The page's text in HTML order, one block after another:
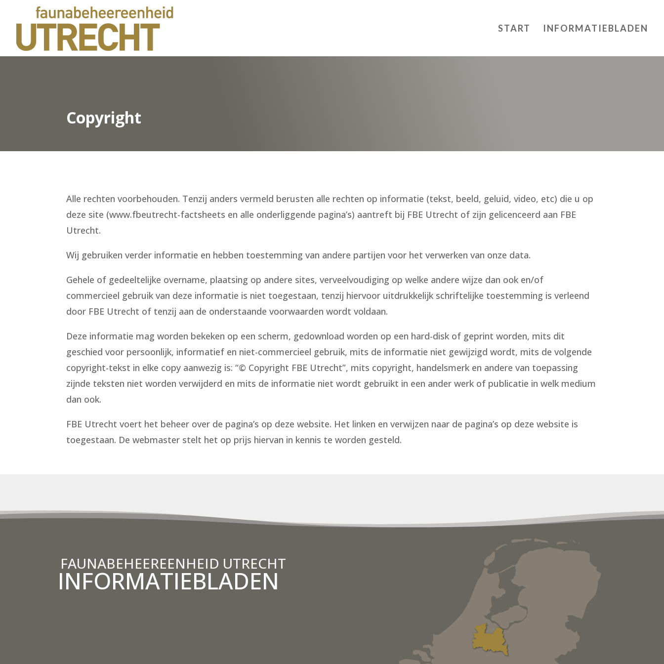
START INFORMATIEBLADEN
Copyright
Alle rechten voorbehouden. Tenzij anders vermeld berusten alle rechten op informatie (tekst, beeld, geluid, video, etc) die u op
deze site (www.fbeutrecht-factsheets en alle onderliggende pagina’s) aantreft bij FBE Utrecht of zijn gelicenceerd aan FBE
Utrecht.
Wij gebruiken verder informatie en hebben toestemming van andere partijen voor het verwerken van onze data.
Gehele of gedeeltelijke overname, plaatsing op andere sites, verveelvoudiging op welke andere wijze dan ook en/of
commercieel gebruik van deze informatie is niet toegestaan, tenzij hiervoor uitdrukkelijk schriftelijke toestemming is verleend
door FBE Utrecht of tenzij aan de onderstaande voorwaarden wordt voldaan.
Deze informatie mag worden bekeken op een scherm, gedownload worden op een hard-disk of geprint worden, mits dit
geschied voor persoonlijk, informatief en niet-commercieel gebruik, mits de informatie niet gewijzigd wordt, mits de volgende
copyright-tekst in elke copy aanwezig is: “© Copyright FBE Utrecht”, mits copyright, handelsmerk en andere van toepassing
zijnde teksten niet worden verwijderd en mits de informatie niet wordt gebruikt in een ander werk of publicatie in welk medium
dan ook.
FBE Utrecht voert het beheer over de pagina’s op deze website. Het linken en verwijzen naar de pagina’s op deze website is
toegestaan. De webmaster stelt het op prijs hiervan in kennis te worden gesteld.
FAUNABEHEEREENHEID UTRECHT
INFORMATIEBLADEN